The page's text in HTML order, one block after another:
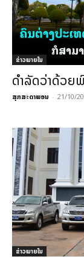
ຂ່າວພາຍ​ໃນ
ດຳລັດວ່າດ້ວຍ
ສຸກສະດາພອນ - 21/10/
ຂ່າວພາຍ​ໃນ